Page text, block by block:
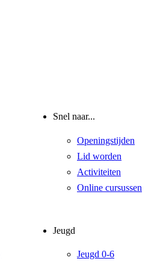
Snel naar...
Openingstijden
Lid worden
Activiteiten
Online cursussen
Jeugd
Jeugd 0-6